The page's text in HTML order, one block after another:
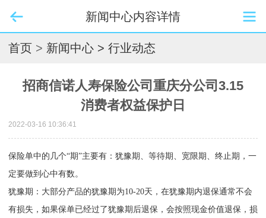
新闻中心内容详情
首页 > 新闻中心 > 行业动态
招商信诺人寿保险公司重庆分公司3.15
消费者权益保护日
2022-03-16 10:36:41
保险单中的几个“期”主要有：犹豫期、等待期、宽限期、终止期，一
定要做到心中有数。
犹豫期：大部分产品的犹豫期为10-20天，在犹豫期内退保通常不会
有损失，如果保单已经过了犹豫期后退保，会按照现金价值退保，损